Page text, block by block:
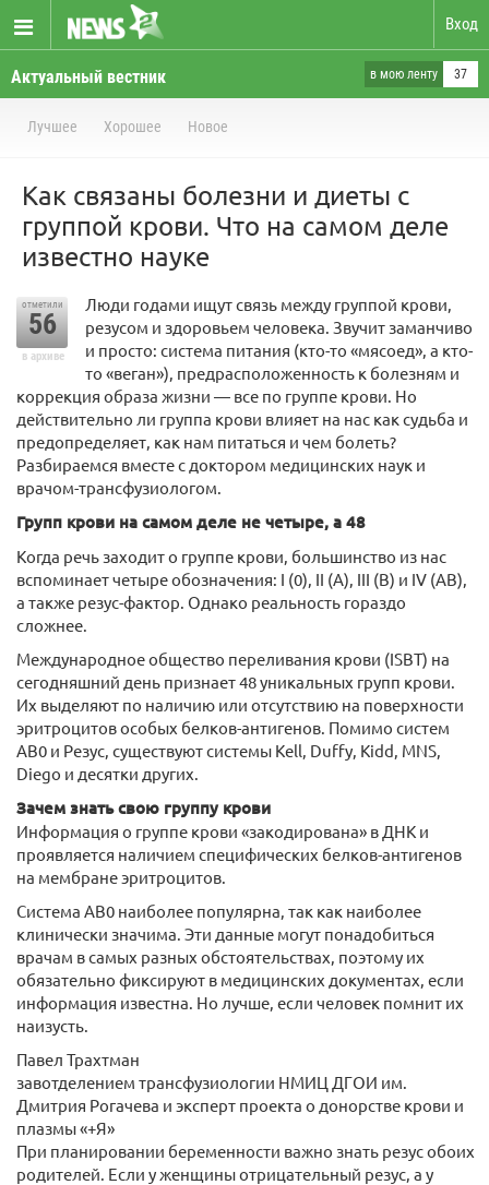
Вход
Актуальный вестник в мою ленту 37
Лучшее Хорошее Новое
Как связаны болезни и диеты с
группой крови. Что на самом деле
известно науке
отметили
56
в архиве
Люди годами ищут связь между группой крови,
резусом и здоровьем человека. Звучит заманчиво
и просто: система питания (кто-то «мясоед», а кто-
то «веган»), предрасположенность к болезням и
коррекция образа жизни — все по группе крови. Но
действительно ли группа крови влияет на нас как судьба и
предопределяет, как нам питаться и чем болеть?
Разбираемся вместе с доктором медицинских наук и
врачом-трансфузиологом.
Групп крови на самом деле не четыре, а 48
Когда речь заходит о группе крови, большинство из нас
вспоминает четыре обозначения: I (0), II (A), III (B) и IV (AB),
а также резус-фактор. Однако реальность гораздо
сложнее.
Международное общество переливания крови (ISBT) на
сегодняшний день признает 48 уникальных групп крови.
Их выделяют по наличию или отсутствию на поверхности
эритроцитов особых белков-антигенов. Помимо систем
AB0 и Резус, существуют системы Kell, Duffy, Kidd, MNS,
Diego и десятки других.
Зачем знать свою группу крови
Информация о группе крови «закодирована» в ДНК и
проявляется наличием специфических белков-антигенов
на мембране эритроцитов.
Система AB0 наиболее популярна, так как наиболее
клинически значима. Эти данные могут понадобиться
врачам в самых разных обстоятельствах, поэтому их
обязательно фиксируют в медицинских документах, если
информация известна. Но лучше, если человек помнит их
наизусть.
Павел Трахтман
завотделением трансфузиологии НМИЦ ДГОИ им.
Дмитрия Рогачева и эксперт проекта о донорстве крови и
плазмы «+Я»
При планировании беременности важно знать резус обоих
родителей. Если у женщины отрицательный резус, а у